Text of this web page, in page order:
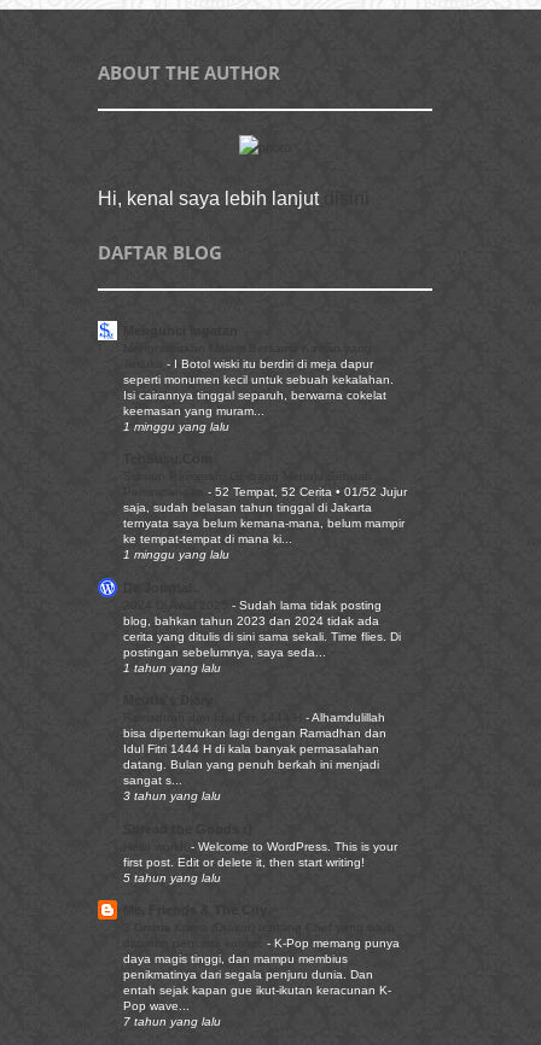
ABOUT THE AUTHOR
Hi, kenal saya lebih lanjut
DAFTAR BLOG
- I Botol wiski itu berdiri di meja dapur
seperti monumen kecil untuk sebuah kekalahan.
Isi cairannya tinggal separuh, berwarna cokelat
keemasan yang muram...
1 minggu yang lalu
- 52 Tempat, 52 Cerita • 01/52 Jujur
saja, sudah belasan tahun tinggal di Jakarta
ternyata saya belum kemana-mana, belum mampir
ke tempat-tempat di mana ki...
1 minggu yang lalu
- Sudah lama tidak posting
blog, bahkan tahun 2023 dan 2024 tidak ada
cerita yang ditulis di sini sama sekali. Time flies. Di
postingan sebelumnya, saya seda...
1 tahun yang lalu
-Alhamdulillah
bisa dipertemukan lagi dengan Ramadhan dan
Idul Fitri 1444 H di kala banyak permasalahan
datang. Bulan yang penuh berkah ini menjadi
sangat s...
3 tahun yang lalu
- Welcome to WordPress. This is your
first post. Edit or delete it, then start writing!
5 tahun yang lalu
- K-Pop memang punya
daya magis tinggi, dan mampu membius
penikmatinya dari segala penjuru dunia. Dan
entah sejak kapan gue ikut-ikutan keracunan K-
Pop wave...
7 tahun yang lalu